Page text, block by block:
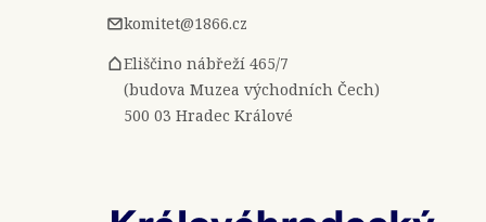
komitet@1866.cz
Eliščino nábřeží 465/7
(budova Muzea východních Čech)
500 03 Hradec Králové